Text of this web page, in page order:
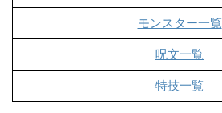
モンスター一覧
呪文一覧
特技一覧